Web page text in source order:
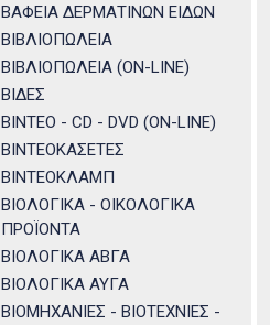
ΒΑΦΕΙΑ ΔΕΡΜΑΤΙΝΩΝ ΕΙΔΩΝ
ΒΙΒΛΙΟΠΩΛΕΙΑ
ΒΙΒΛΙΟΠΩΛΕΙΑ (ON-LINE)
ΒΙΔΕΣ
ΒΙΝΤΕΟ - CD - DVD (ON-LINE)
ΒΙΝΤΕΟΚΑΣΕΤΕΣ
ΒΙΝΤΕΟΚΛΑΜΠ
ΒΙΟΛΟΓΙΚΑ - ΟΙΚΟΛΟΓΙΚΑ
ΠΡΟΪΟΝΤΑ
ΒΙΟΛΟΓΙΚΑ ΑΒΓΑ
ΒΙΟΛΟΓΙΚΑ ΑΥΓΑ
ΒΙΟΜΗΧΑΝΙΕΣ - ΒΙΟΤΕΧΝΙΕΣ -